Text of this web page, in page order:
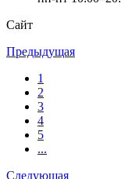
Сайт
Предыдущая
1
2
3
4
5
...
Следующая